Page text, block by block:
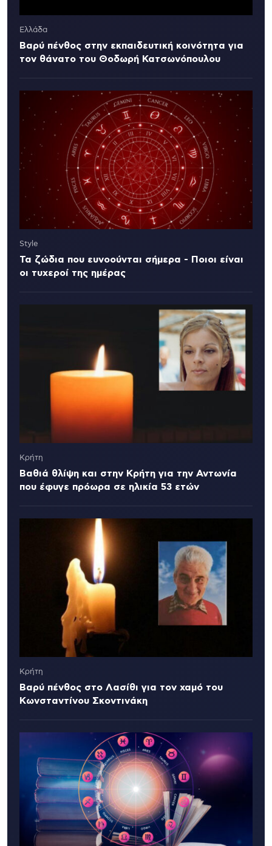
Ελλάδα
Βαρύ πένθος στην εκπαιδευτική κοινότητα για
τον θάνατο του Θοδωρή Κατσωνόπουλου
Style
Τα ζώδια που ευνοούνται σήμερα - Ποιοι είναι
οι τυχεροί της ημέρας
Κρήτη
Βαθιά θλίψη και στην Κρήτη για την Αντωνία
που έφυγε πρόωρα σε ηλικία 53 ετών
Κρήτη
Βαρύ πένθος στο Λασίθι για τον χαμό του
Κωνσταντίνου Σκοντινάκη